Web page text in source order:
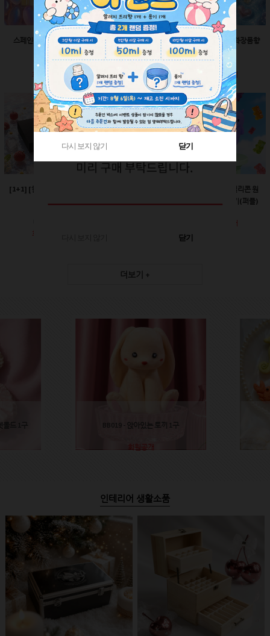
스페인산 향료-향수향
2ml
회원공개
스페인산 향료-비누향
2ml
회원공개
스페인산 향료-화장품향
2ml
회원공개
[1+1] [한정판매]매트블
회원공개
60ml-몬스터 실리콘 원
터치캡 튜브용기(퍼플)
회원공개
더보기 +
드 1구 BB019 - 앉아있는 토끼 1구
회원공개
인테리어 생활소품
다시 보지 않기 닫기
다시 보지 않기 닫기
닫기